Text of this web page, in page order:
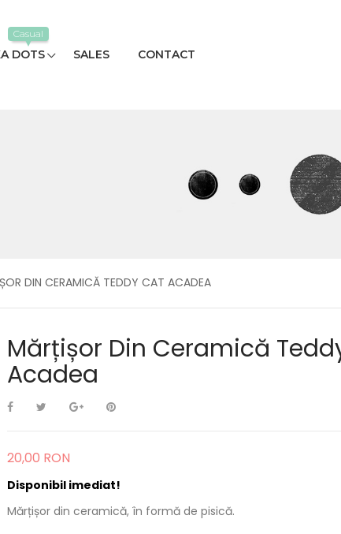
DOTS
Casual
SALES CONTACT
DIN CERAMICĂ TEDDY CAT ACADEA
Mărțișor Din Ceramică
Acadea
20,00 RON
Disponibil imediat!
Mărțișor din ceramică, în formă de pisică.